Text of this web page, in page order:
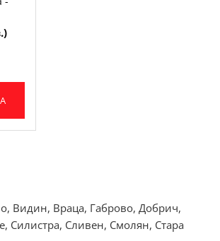
Видин, Враца, Габрово, Добрич,
Силистра, Сливен, Смолян, Стара